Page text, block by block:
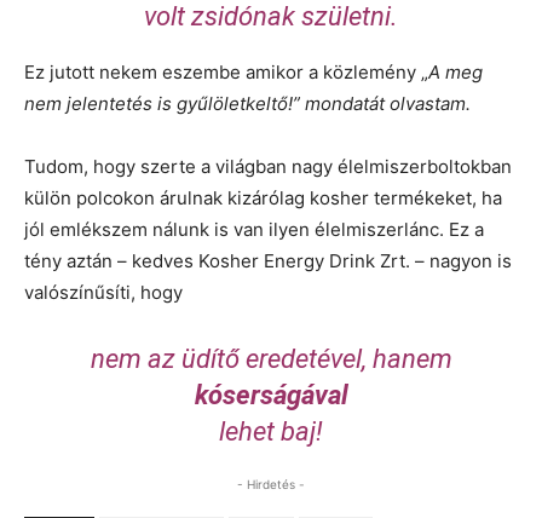
volt zsidónak születni.
Ez jutott nekem eszembe amikor a közlemény „A meg
nem jelentetés is gyűlöletkeltő!” mondatát olvastam.
Tudom, hogy szerte a világban nagy élelmiszerboltokban
külön polcokon árulnak kizárólag kosher termékeket, ha
jól emlékszem nálunk is van ilyen élelmiszerlánc. Ez a
tény aztán – kedves Kosher Energy Drink Zrt. – nagyon is
valószínűsíti, hogy
nem az üdítő eredetével, hanem
kóserságával
lehet baj!
- Hirdetés -